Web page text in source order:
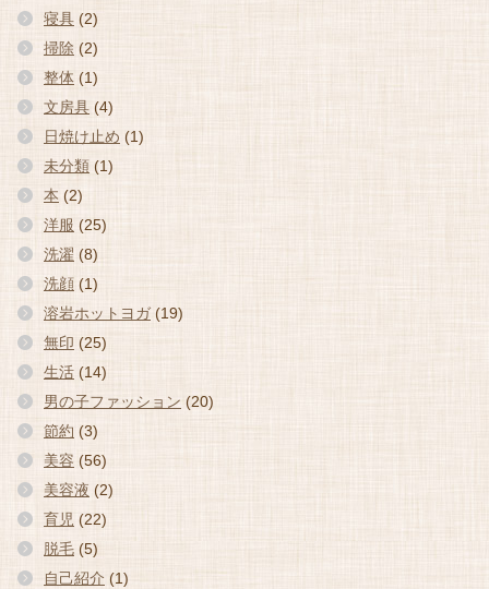
寝具 (2)
掃除 (2)
整体 (1)
文房具 (4)
日焼け止め (1)
未分類 (1)
本 (2)
洋服 (25)
洗濯 (8)
洗顔 (1)
溶岩ホットヨガ(19)
無印 (25)
生活 (14)
男の子ファッション (20)
節約 (3)
美容 (56)
美容液 (2)
育児 (22)
脱毛 (5)
自己紹介 (1)